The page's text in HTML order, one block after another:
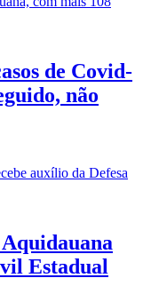
de Covid-
não
Estadual